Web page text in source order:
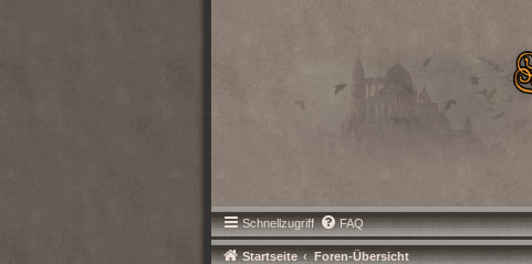
Schnellzugriff FAQ
Startseite Foren-Übersicht